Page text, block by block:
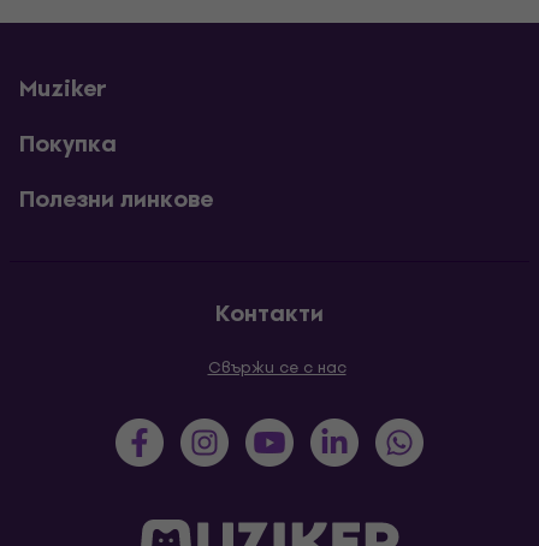
Muziker
Покупка
Полезни линкове
Контакти
Свържи се с нас